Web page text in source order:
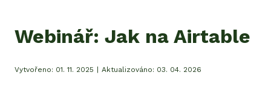
Webinář: Jak na Airtable
Vytvořeno: 01. 11. 2025 | Aktualizováno: 03. 04. 2026